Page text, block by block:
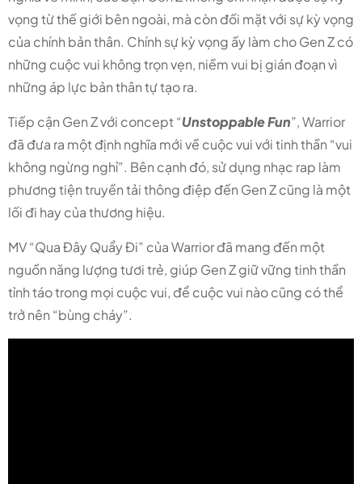
vọng từ thế giới bên ngoài, mà còn đối mặt với sự kỳ vọng
của chính bản thân. Chính sự kỳ vọng ấy làm cho Gen Z có
những cuộc vui không trọn vẹn, niềm vui bị gián đoạn vì
những áp lực bản thân tự tạo ra.
Tiếp cận Gen Z với concept “Unstoppable Fun”, Warrior
đã đưa ra một định nghĩa mới về cuộc vui với tinh thần “vui
không ngừng nghỉ”. Bên cạnh đó, sử dụng nhạc rap làm
phương tiện truyền tải thông điệp đến Gen Z cũng là một
lối đi hay của thương hiệu.
MV “Qua Đây Quẩy Đi” của Warrior đã mang đến một
nguồn năng lượng tươi trẻ, giúp Gen Z giữ vững tinh thần
tỉnh táo trong mọi cuộc vui, để cuộc vui nào cũng có thể
trở nên “bùng cháy”.